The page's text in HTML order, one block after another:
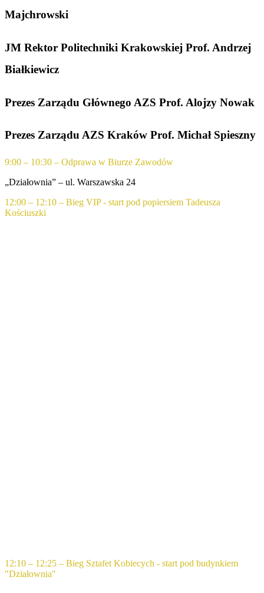
Majchrowski
JM Rektor Politechniki Krakowskiej Prof. Andrzej
Białkiewicz
Prezes Zarządu Głównego AZS Prof. Alojzy Nowak
Prezes Zarządu AZS Kraków Prof. Michał Spieszny
9:00 – 10:30 – Odprawa w Biurze Zawodów
„Działownia” – ul. Warszawska 24
12:00 – 12:10 – Bieg VIP - start pod popiersiem Tadeusza
Kościuszki
12:10 – 12:25 – Bieg Sztafet Kobiecych - start pod budynkiem
"Działownia"